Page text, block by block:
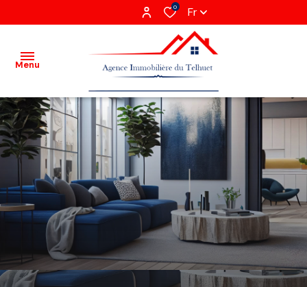
0 Fr
Menu
Acheter
Louer
Vendre
Gestion
locative
Agence